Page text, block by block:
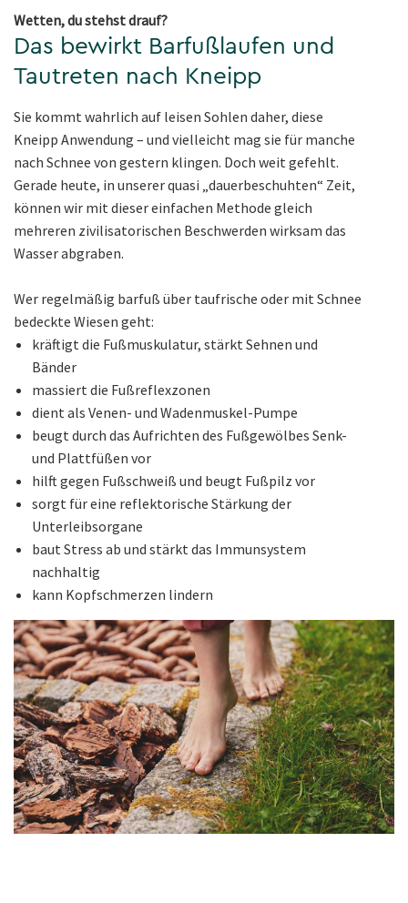
Wetten, du stehst drauf?
Das bewirkt Barfußlaufen und
Tautreten nach Kneipp
Sie kommt wahrlich auf leisen Sohlen daher, diese
Kneipp Anwendung – und vielleicht mag sie für manche
nach Schnee von gestern klingen. Doch weit gefehlt.
Gerade heute, in unserer quasi „dauerbeschuhten“ Zeit,
können wir mit dieser einfachen Methode gleich
mehreren zivilisatorischen Beschwerden wirksam das
Wasser abgraben.
Wer regelmäßig barfuß über taufrische oder mit Schnee
bedeckte Wiesen geht:
kräftigt die Fußmuskulatur, stärkt Sehnen und
Bänder
massiert die Fußreflexzonen
dient als Venen- und Wadenmuskel-Pumpe
beugt durch das Aufrichten des Fußgewölbes Senk-
und Plattfüßen vor
hilft gegen Fußschweiß und beugt Fußpilz vor
sorgt für eine reflektorische Stärkung der
Unterleibsorgane
baut Stress ab und stärkt das Immunsystem
nachhaltig
kann Kopfschmerzen lindern